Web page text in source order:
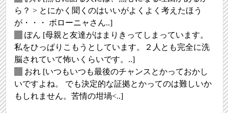
ら？ > とにかく聞くのはいいがよくよく考えたほう
が・・・ ボローニャさん..]
ぽん [母親と友達がはまりきってしまっています。
私をひっぱりこもうとしています。２人とも完全に洗
脳されていて怖いくらいです。..]
おれ [いつもいつも最後のチャンスとかっておかし
いですよね。 でも決定的な証拠とかってのは難しいか
もしれません。苦情の坩堝<..]